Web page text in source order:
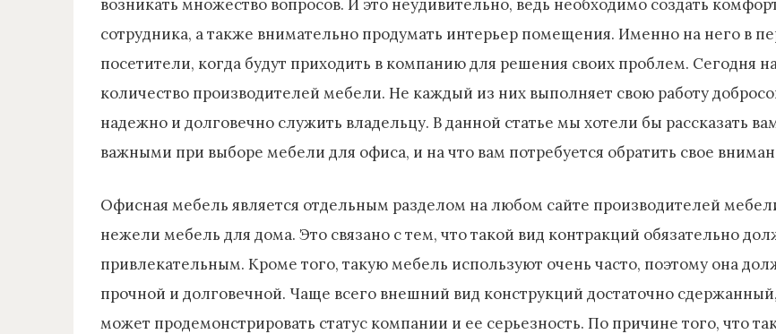
возникать множество вопросов. И это неудивительно, ведь необходимо создать
сотрудника, а также внимательно продумать интерьер помещения. Именно на него в
посетители, когда будут приходить в компанию для решения своих проблем. Сегодня
количество производителей мебели. Не каждый из них выполняет свою работу
надежно и долговечно служить владельцу. В данной статье мы хотели бы рассказать
важными при выборе мебели для офиса, и на что вам потребуется обратить свое
Офисная мебель является отдельным разделом на любом сайте производителей
нежели мебель для дома. Это связано с тем, что такой вид контракций обязательно
привлекательным. Кроме того, такую мебель используют очень часто, поэтому она
прочной и долговечной. Чаще всего внешний вид конструкций достаточно
может продемонстрировать статус компании и ее серьезность. По причине того, что